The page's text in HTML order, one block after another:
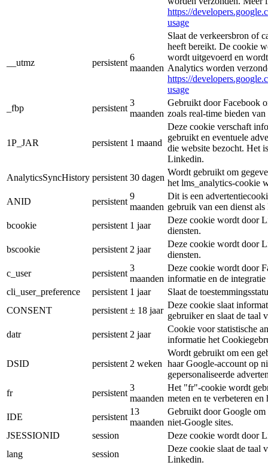
https://
usage
__utmz persistent
6
maanden
Slaat de verkeersbron of
heeft bereikt. De cookie
wordt uitgevoerd en
Analytics worden
https://
usage
_fbp
persistent
3
maanden
Gebruikt door Facebook
zoals real-time bieden van
1P_JAR persistent 1 maand
Deze cookie verschaft
gebruikt en eventuele
die website bezocht. Het
Linkedin.
AnalyticsSyncHistory persistent 30 dagen
Wordt gebruikt om
het lms_analytics-cookie
ANID
persistent
9
maanden
Dit is een
gebruik van een dienst
bcookie
persistent 1 jaar
Deze cookie wordt door
diensten.
bscookie
persistent 2 jaar
Deze cookie wordt door
diensten.
c_user
persistent
3
maanden
Deze cookie wordt door
informatie en de
cli_user_preference
persistent 1 jaar
Slaat de
CONSENT
persistent ± 18 jaar
Deze cookie slaat
gebruiker en slaat de taal
datr
persistent 2 jaar
Cookie voor statistische
informatie het
DSID persistent 2 weken
Wordt gebruikt om een
haar Google-account op
gepersonaliseerde
fr
persistent
3
maanden
Het "fr"-cookie wordt
meten en te verbeteren
IDE
persistent
13
maanden
Gebruikt door Google om
niet-Google sites.
JSESSIONID
session
Deze cookie wordt door
lang
session
Deze cookie slaat de taal
Linkedin.